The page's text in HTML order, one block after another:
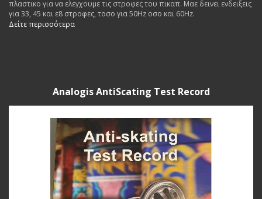
πλαστικο για να ελεγχουμε τις στροφες του πικαπ. Μαε δεινει ενδειξεις
για 33, 45 και ε8 στροφες, τοσο για 50Hz οσο και 60Hz.
Δείτε περισσότερα
Analogis AntiScating Test Record